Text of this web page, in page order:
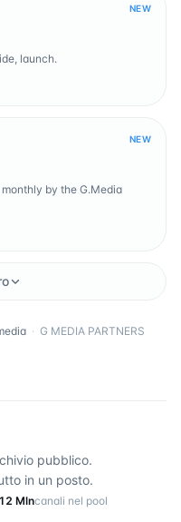
pubblico.
in un posto.
12 Mlncanali nel pool
NEW
launch.
NEW
by the G.Media
· G MEDIA PARTNERS